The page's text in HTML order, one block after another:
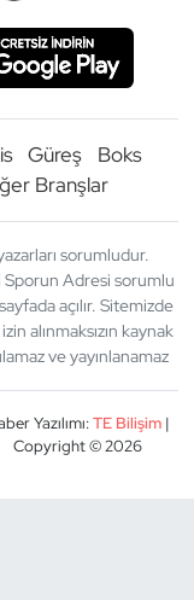
Güreş
Boks
Branşlar
sorumludur.
Sporun Adresi sorumlu
açılır. Sitemizde
alınmaksızın kaynak
ve yayınlanamaz
Yazılımı:TE Bilişim|
Copyright © 2026